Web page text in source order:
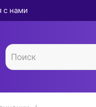
с нами